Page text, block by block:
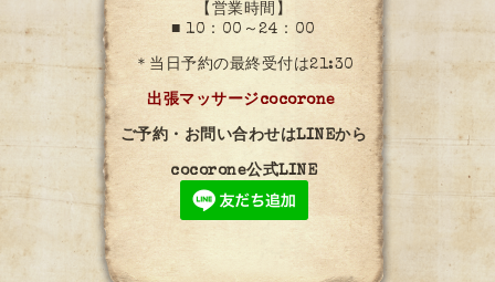
【営業時間】
■ 10：00～24：00
＊当日予約の最終受付は21:30
出張マッサージcocorone
ご予約・お問い合わせはLINEから
cocorone公式LINE